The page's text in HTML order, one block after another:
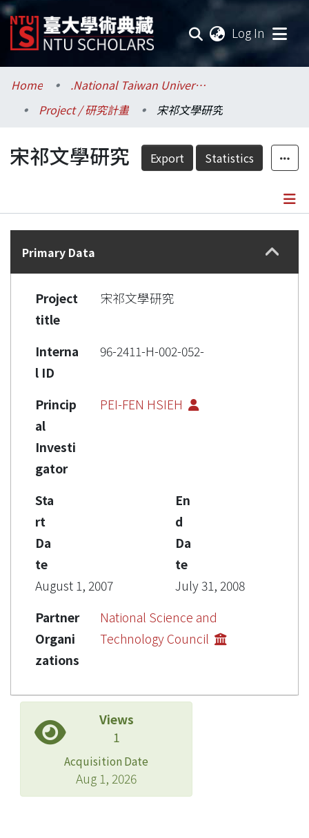
Log In
Communities & Collections
Research Outputs
Fundings & Projects
Statistics
Home
.National Taiwan University / 國立臺灣大學
Project / 研究計畫
宋祁文學研究
Export Statistics
宋祁文學研究
Details
Primary Data
Project
title
宋祁文學研究
Interna
l ID
96-2411-H-002-052-
Princip
al
Investi
gator
PEI-FEN HSIEH
Sta
rt
Da
te
August 1, 2007
En
d
Da
te
July 31, 2008
Partner
Organi
zations
National Science and
Technology Council
Views
1
Acquisition Date
Aug 1, 2026